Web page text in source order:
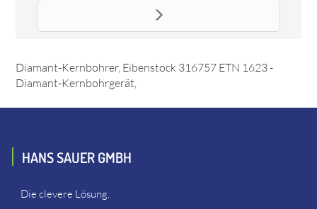
Ersatzteil Sprengring SW18
Das Ersatzteil "Sprengring SW18" online bestellen. Es
Diamant-Kernbohrer, Eibenstock 316757 ETN 1623 -
Diamant-Kernbohrgerät,
HANS SAUER GMBH
Die clevere Lösung.